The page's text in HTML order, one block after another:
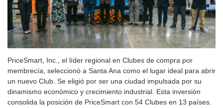
PriceSmart, Inc., el líder regional en Clubes de compra por
membrecía, seleccionó a Santa Ana como el lugar ideal para abrir
un nuevo Club. Se eligió por ser una ciudad impulsada por su
dinamismo económico y crecimiento industrial. Esta inversión
consolida la posición de PriceSmart con 54 Clubes en 13 países.